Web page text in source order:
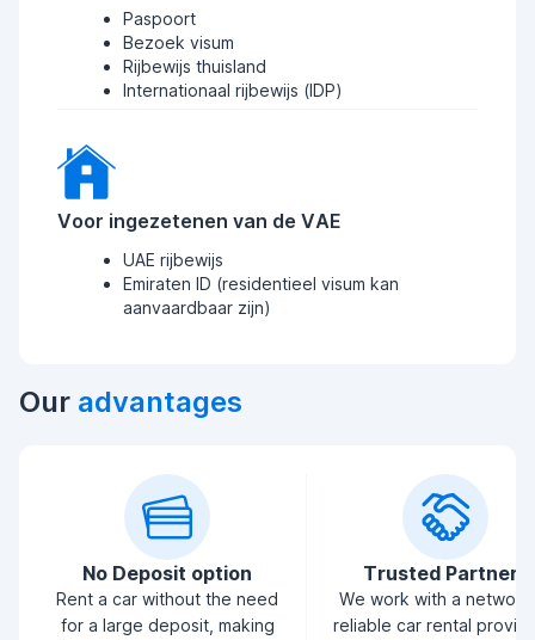
Paspoort
Bezoek visum
Rijbewijs thuisland
Internationaal rijbewijs (IDP)
Voor ingezetenen van de VAE
UAE rijbewijs
Emiraten ID (residentieel visum kan
aanvaardbaar zijn)
Our advantages
No Deposit option
Rent a car without the need
for a large deposit, making
Trusted Partners
We work with a
reliable car rental